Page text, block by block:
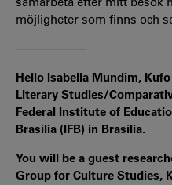
möjligheter som finns och
------------------
Hello Isabella Mundim,
Literary Studies/
Federal Institute of
Brasília (IFB) in Brasília.
You will be a guest
Group for Culture Studies,